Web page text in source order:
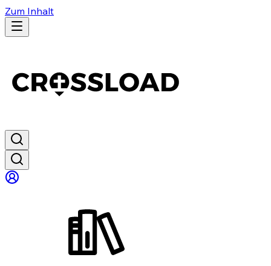
Zum Inhalt